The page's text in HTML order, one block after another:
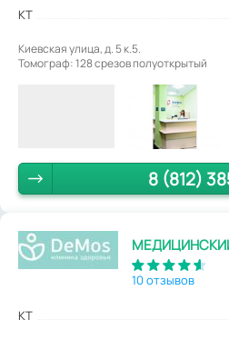
КТ
Киевская улица, д. 5 к.5.
Томограф: 128 срезов полуоткрытый
8 (812)
10 отзывов
КТ